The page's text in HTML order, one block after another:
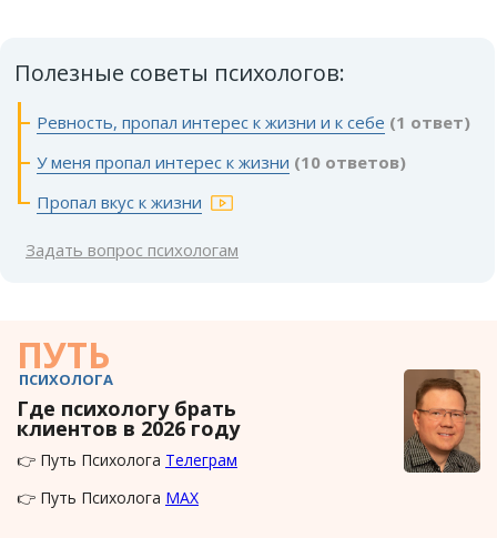
Полезные советы психологов:
Ревность, пропал интерес к жизни и к себе (1 ответ)
У меня пропал интерес к жизни (10 ответов)
Пропал вкус к жизни
Задать вопрос психологам
ПУТЬ
ПСИХОЛОГА
Где психологу брать
клиентов в 2026 году
👉 Путь Психолога Телеграм
👉 Путь Психолога MAX